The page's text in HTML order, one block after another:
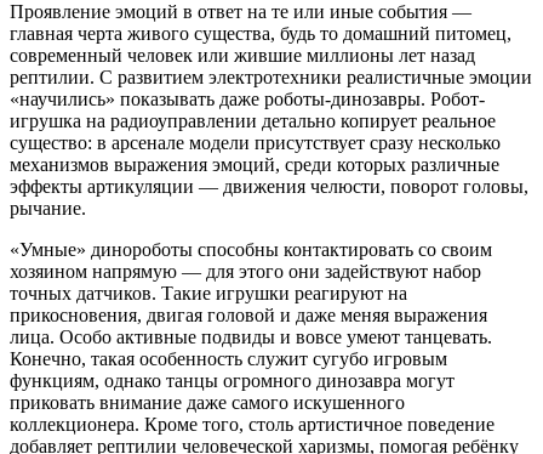
Проявление эмоций в ответ на те или иные события —
главная черта живого существа, будь то домашний питомец,
современный человек или жившие миллионы лет назад
рептилии. С развитием электротехники реалистичные эмоции
«научились» показывать даже роботы-динозавры. Робот-
игрушка на радиоуправлении детально копирует реальное
существо: в арсенале модели присутствует сразу несколько
механизмов выражения эмоций, среди которых различные
эффекты артикуляции — движения челюсти, поворот головы,
рычание.
«Умные» динороботы способны контактировать со своим
хозяином напрямую — для этого они задействуют набор
точных датчиков. Такие игрушки реагируют на
прикосновения, двигая головой и даже меняя выражения
лица. Особо активные подвиды и вовсе умеют танцевать.
Конечно, такая особенность служит сугубо игровым
функциям, однако танцы огромного динозавра могут
приковать внимание даже самого искушенного
коллекционера. Кроме того, столь артистичное поведение
добавляет рептилии человеческой харизмы, помогая ребёнку